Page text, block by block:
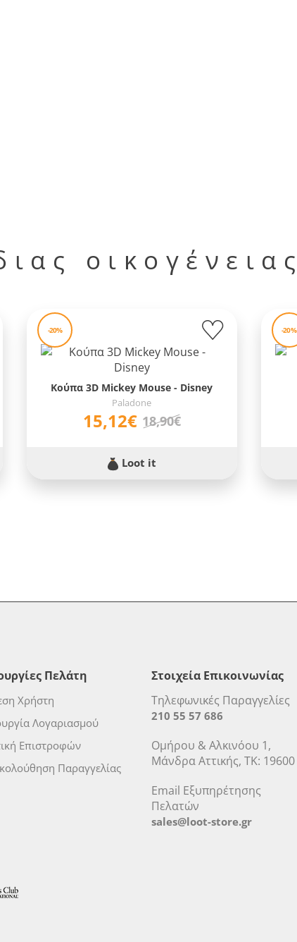
οικογένειας
-20%
Κούπα 3D Mickey Mouse - Disney
Paladone
15,12€ 18,90€
Loot it
-20%
Πελάτη
Χρήστη
Λογαριασμού
Επιστροφών
Παραγγελίας
Στοιχεία Επικοινωνίας
Τηλεφωνικές Παραγγελίες
210 55 57 686
Ομήρου & Αλκινόου 1,
Μάνδρα Αττικής, ΤΚ: 19600
Email Εξυπηρέτησης
Πελατών
sales@loot-store.gr